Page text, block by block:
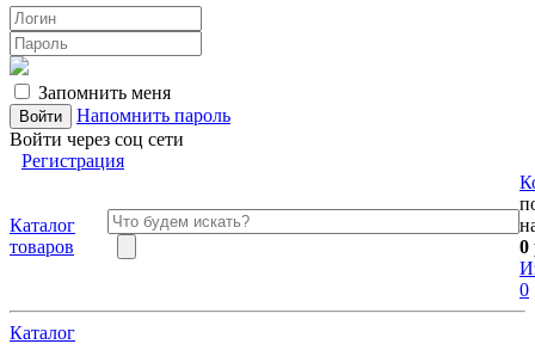
Запомнить меня
Напомнить пароль
Войти через соц сети
Регистрация
Каталог
товаров
0
0
Каталог